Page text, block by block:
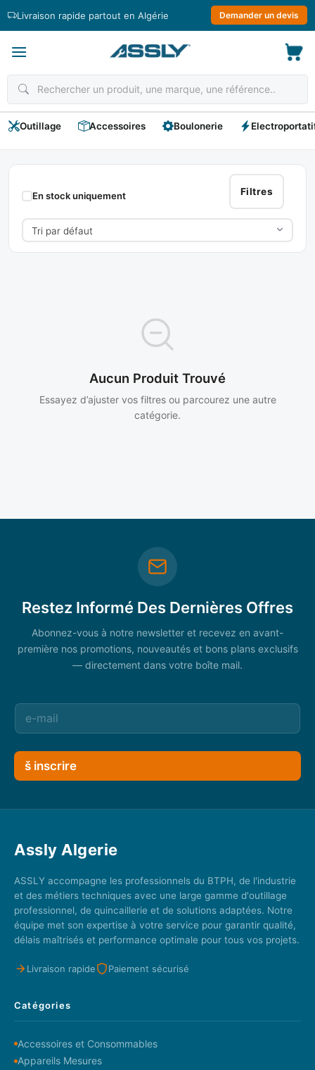
Livraison rapide partout en Algérie Demander un devis
Outillage Accessoires Boulonerie
KREATOR
Filtres
En stock uniquement
Aucun Produit Trouvé
Essayez d’ajuster vos filtres ou parcourez une autre
catégorie.
Restez Informé Des Dernières Offres
Abonnez-vous à notre newsletter et recevez en avant-
première nos promotions, nouveautés et bons plans exclusifs
— directement dans votre boîte mail.
š inscrire
Assly Algerie
ASSLY accompagne les professionnels du BTPH, de l'industrie
et des métiers techniques avec une large gamme d'outillage
professionnel, de quincaillerie et de solutions adaptées. Notre
équipe met son expertise à votre service pour garantir qualité,
délais maîtrisés et performance optimale pour tous vos projets.
Livraison rapide Paiement sécurisé
Catégories
Accessoires et Consommables
Appareils Mesures